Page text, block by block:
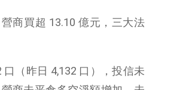
商買超 13.10 億元，三大法
（昨日 4,132 口），投信未